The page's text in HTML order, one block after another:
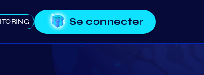
Se connecter